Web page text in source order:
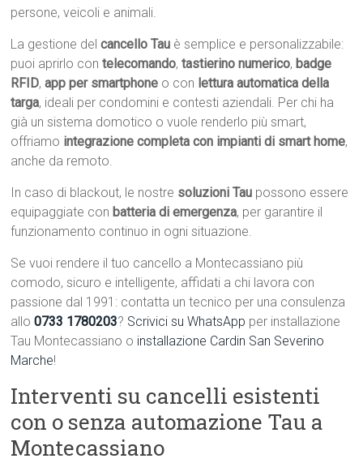
persone, veicoli e animali.
La gestione delcancello Tau è semplice e personalizzabile:
puoi aprirlo contelecomando,tastierino numerico, badge
RFID,app per smartphone o con lettura automatica della
targa, ideali per condomini e contesti aziendali. Per chi ha
già un sistema domotico o vuole renderlo più smart,
offriamo integrazione completa con impianti di smart home,
anche da remoto.
In caso di blackout, le nostre soluzioni Tau possono essere
equipaggiate con batteria di emergenza, per garantire il
funzionamento continuo in ogni situazione.
Se vuoi rendere il tuo cancello a Montecassiano più
comodo, sicuro e intelligente, affidati a chi lavora con
passione dal 1991: contatta un tecnico per una consulenza
allo0733 1780203? Scrivici su WhatsApp per installazione
Tau Montecassiano o installazione Cardin San Severino
Marche!
Interventi su cancelli esistenti
con o senza automazione Tau a
Montecassiano